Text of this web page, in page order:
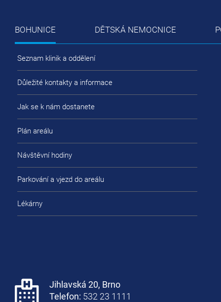
BOHUNICE DĚTSKÁ NEMOCNICE
Seznam klinik a oddělení
Důležité kontakty a informace
Jak se k nám dostanete
Plán areálu
Návštěvní hodiny
Parkování a vjezd do areálu
Lékárny
Jihlavská 20, Brno
Telefon: 532 23 1111